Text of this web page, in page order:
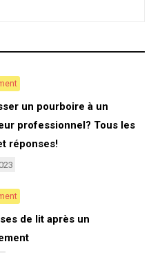
un pourboire à un
professionnel? Tous les
réponses!
de lit après un